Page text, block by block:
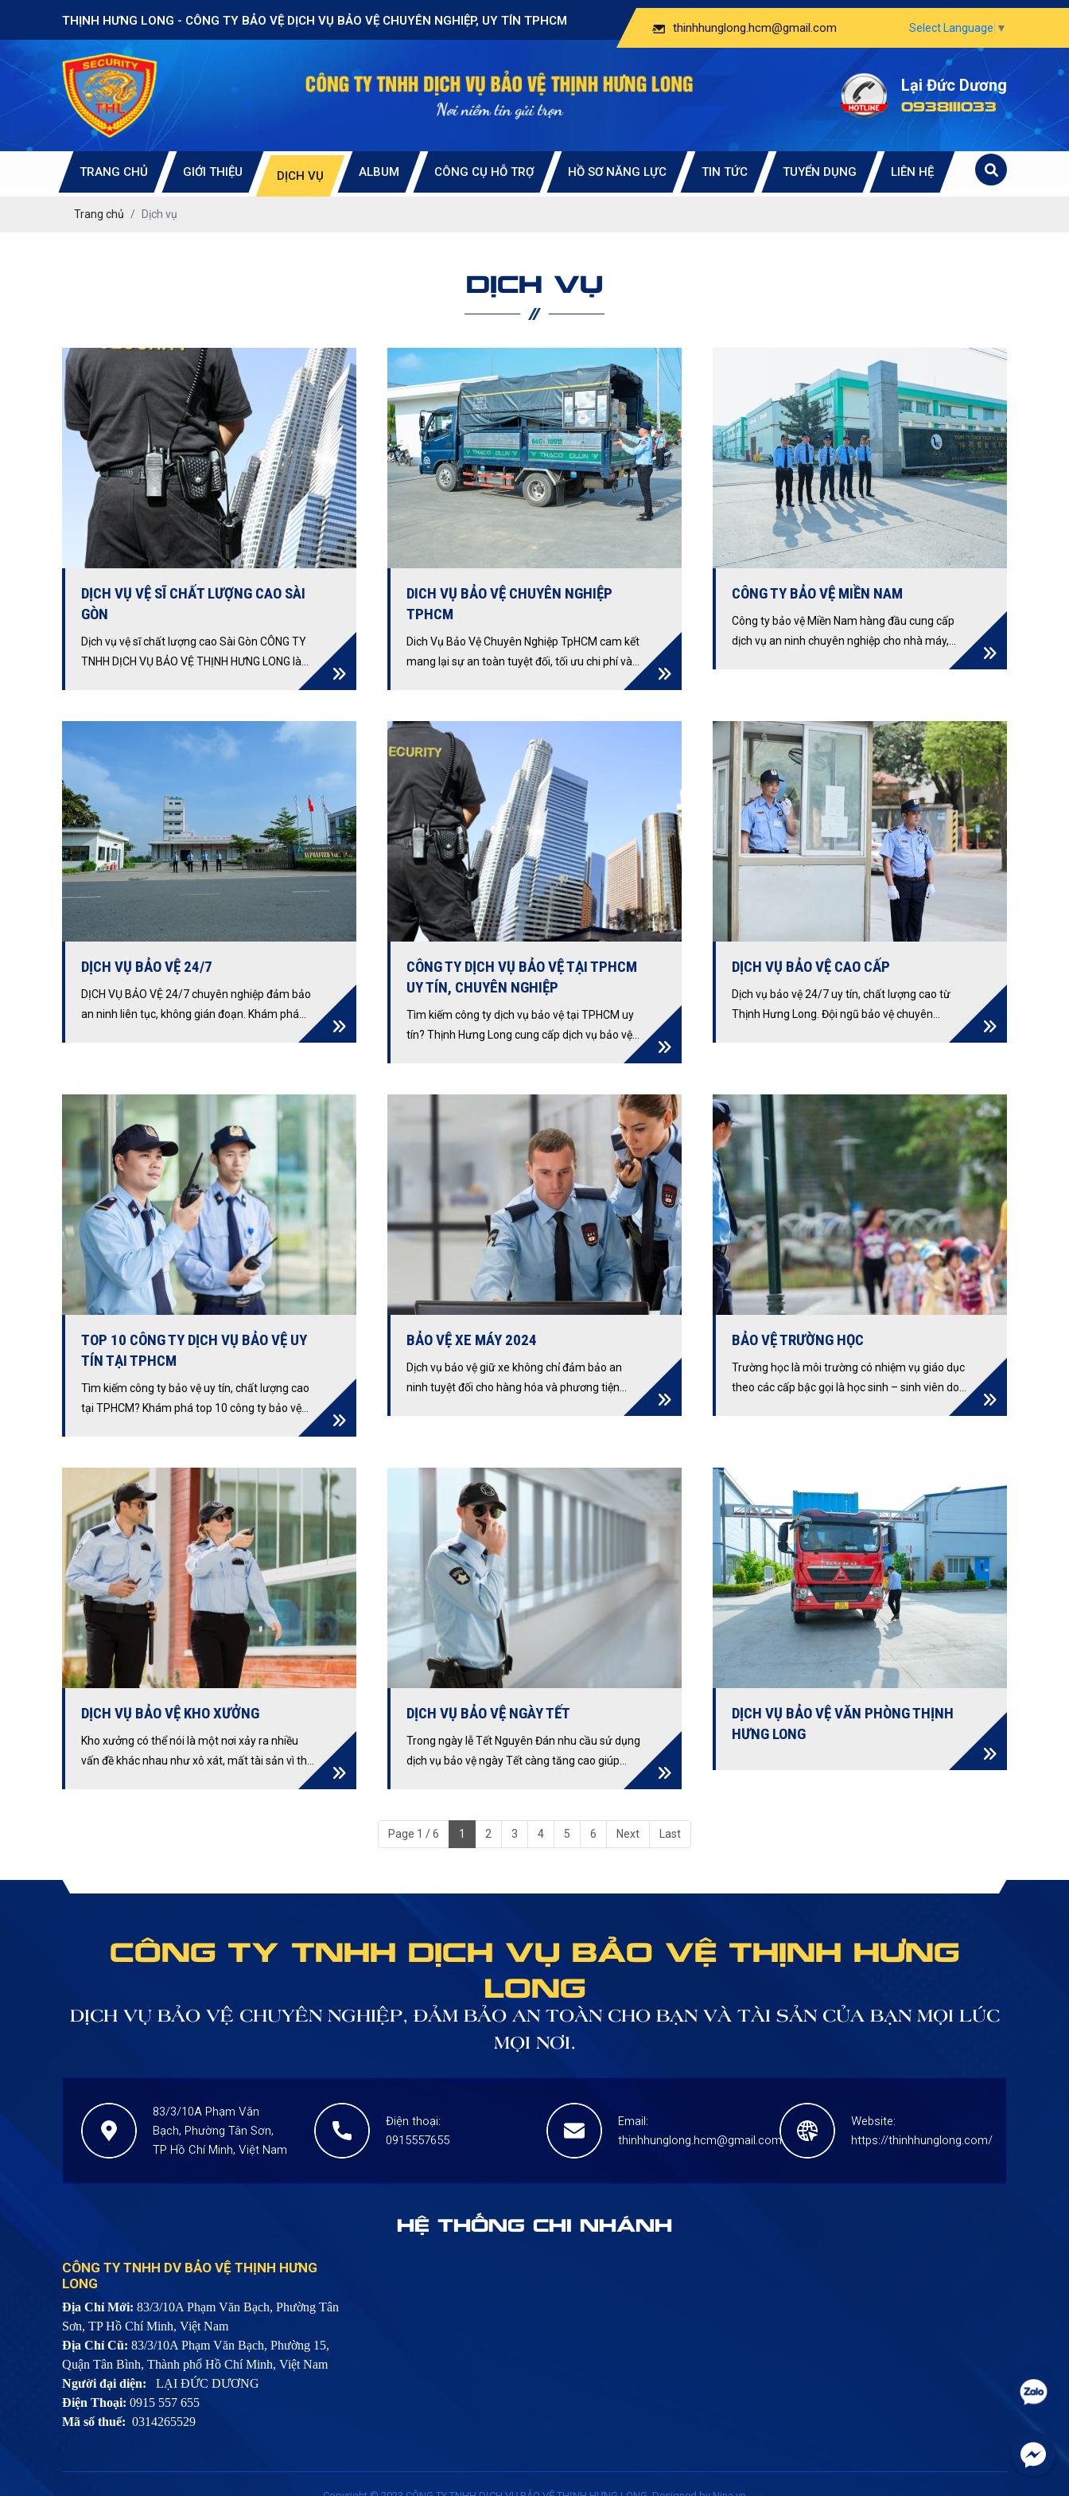
THỊNH HƯNG LONG - CÔNG TY BẢO VỆ DỊCH VỤ BẢO VỆ CHUYÊN NGHIỆP, UY TÍN TPHCM thinhhunglong.hcm@gmail.com Select Language ▼
Lại Đức Dương
0938111033
TRANG CHỦ GIỚI THIỆU DỊCH VỤ ALBUM CÔNG CỤ HỖ TRỢ HỒ SƠ NĂNG LỰC TIN TỨC TUYỂN DỤNG LIÊN HỆ
Trang chủ Dịch vụ
DỊCH VỤ
DỊCH VỤ VỆ SĨ CHẤT LƯỢNG CAO SÀI
GÒN
Dịch vụ vệ sĩ chất lượng cao Sài Gòn CÔNG TY
TNHH DỊCH VỤ BẢO VỆ THỊNH HƯNG LONG là
đơn vị chuyên cung cấp Dịch vụ vệ sĩ chất lượng
DICH VỤ BẢO VỆ CHUYÊN NGHIỆP
TPHCM
Dich Vụ Bảo Vệ Chuyên Nghiệp TpHCM cam kết
mang lại sự an toàn tuyệt đối, tối ưu chi phí và
sự nghiêm ngặt và công nghệ an ninh hiện đại
nhất, giúp bạn an tâm tập trung phát triển kinh
doanh.
CÔNG TY BẢO VỆ MIỀN NAM
Công ty bảo vệ Miền Nam hàng đầu cung cấp
dịch vụ an ninh chuyên nghiệp cho nhà máy,
người luôn được bảo vệ tối đa.
DỊCH VỤ BẢO VỆ 24/7
DỊCH VỤ BẢO VỆ 24/7 chuyên nghiệp đảm bảo
an ninh liên tục, không gián đoạn. Khám phá
CÔNG TY DỊCH VỤ BẢO VỆ TẠI TPHCM
UY TÍN, CHUYÊN NGHIỆP
Tìm kiếm công ty dịch vụ bảo vệ tại TPHCM uy
tín? Thịnh Hưng Long cung cấp dịch vụ bảo vệ
chuyên nghiệp, bảo vệ công trường, sự kiện, yếu
DỊCH VỤ BẢO VỆ CAO CẤP
Dịch vụ bảo vệ 24/7 uy tín, chất lượng cao từ
Thịnh Hưng Long. Đội ngũ bảo vệ chuyên
nghiệp, quy trình nghiêm ngặt, công nghệ hiện
TOP 10 CÔNG TY DỊCH VỤ BẢO VỆ UY
TÍN TẠI TPHCM
Tìm kiếm công ty bảo vệ uy tín, chất lượng cao
tại TPHCM? Khám phá top 10 công ty bảo vệ
hàng đầu, chuyên nghiệp, tận tâm, đảm bảo an
BẢO VỆ XE MÁY 2024
Dịch vụ bảo vệ giữ xe không chỉ đảm bảo an
ninh tuyệt đối cho hàng hóa và phương tiện
trong bãi, mà còn mang đến lợi ích về tiết kiệm
chúng tôi cam kết cung cấp dịch vụ bảo vệ giữ
xe chất lượng và đáng tin cậy cho khách hàng.
BẢO VỆ TRƯỜNG HỌC
Trường học là môi trường có nhiệm vụ giáo dục
theo các cấp bậc gọi là học sinh – sinh viên do
đội ngũ giáo viên – giảng viên chịu trách nhiệm
vụ hoạt động của nhà trường, nếu không may
xảy ra sự hỗn loạn có thể gây thiệt hại không
cần thiết cho nhiều người.
DỊCH VỤ BẢO VỆ KHO XƯỞNG
Kho xưởng có thể nói là một nơi xảy ra nhiều
vấn đề khác nhau như xô xát, mất tài sản vì thế
mà việc thuê dịch vụ bảo vệ kho xưởng lại được
DỊCH VỤ BẢO VỆ NGÀY TẾT
Trong ngày lễ Tết Nguyên Đán nhu cầu sử dụng
dịch vụ bảo vệ ngày Tết càng tăng cao giúp
toàn bộ tài sản an toàn. Công ty Bảo vệ Thịnh
nghề kết hợp cùng phương án tác chiến thông
minh và đội ngũ nhân viên an ninh chuyên
DỊCH VỤ BẢO VỆ VĂN PHÒNG THỊNH
HƯNG LONG
Page 1 / 6 1 2 3 4 5 6 Next Last
CÔNG TY TNHH DỊCH VỤ BẢO VỆ THỊNH HƯNG
LONG
DỊCH VỤ BẢO VỆ CHUYÊN NGHIỆP, ĐẢM BẢO AN TOÀN CHO BẠN VÀ TÀI SẢN CỦA BẠN MỌI LÚC
MỌI NƠI.
83/3/10A Phạm Văn
Bạch, Phường Tân Sơn,
TP Hồ Chí Minh, Việt Nam
Điện thoại:
0915557655
Email:
thinhhunglong.hcm@gmail.com
Website:
https://thinhhunglong.com/
HỆ THỐNG CHI NHÁNH
CÔNG TY TNHH DV BẢO VỆ THỊNH HƯNG
LONG
Địa Chỉ Mới: 83/3/10A Phạm Văn Bạch, Phường Tân
Sơn, TP Hồ Chí Minh, Việt Nam
Địa Chỉ Cũ: 83/3/10A Phạm Văn Bạch, Phường 15,
Quận Tân Bình, Thành phố Hồ Chí Minh, Việt Nam
Người đại diện: LẠI ĐỨC DƯƠNG
Điện Thoại: 0915 557 655
Mã số thuế: 0314265529